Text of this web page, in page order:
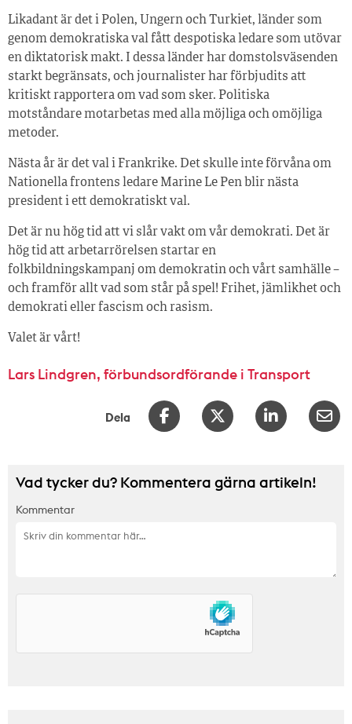
Likadant är det i Polen, Ungern och Turkiet, länder som
genom demokratiska val fått despotiska ledare som utövar
en diktatorisk makt. I dessa länder har domstolsväsenden
starkt begränsats, och journalister har förbjudits att
kritiskt rapportera om vad som sker. Politiska
motståndare motarbetas med alla möjliga och omöjliga
metoder.
Nästa år är det val i Frankrike. Det skulle inte förvåna om
Nationella frontens ledare Marine Le Pen blir nästa
president i ett demokratiskt val.
Det är nu hög tid att vi slår vakt om vår demokrati. Det är
hög tid att arbetarrörelsen startar en
folkbildningskampanj om demokratin och vårt samhälle –
och framför allt vad som står på spel! Frihet, jämlikhet och
demokrati eller fascism och rasism.
Valet är vårt!
Lars Lindgren, förbundsordförande i Transport
Dela
Vad tycker du? Kommentera gärna artikeln!
Kommentar